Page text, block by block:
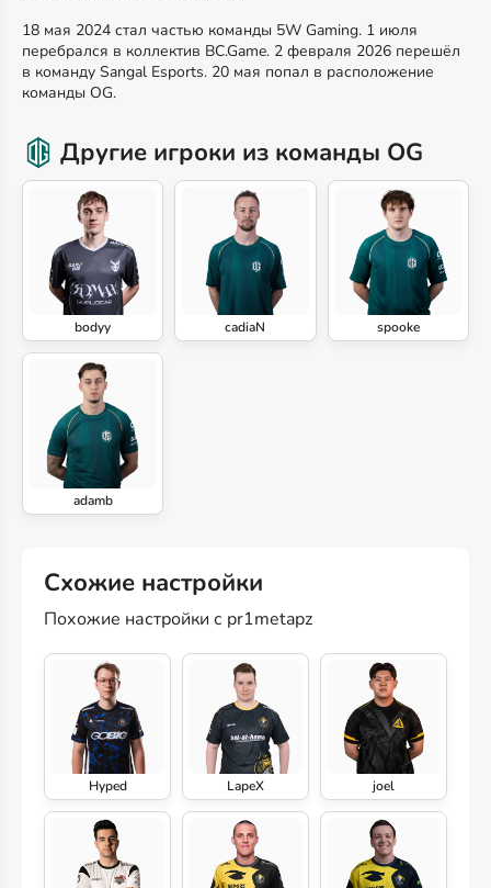
18 мая 2024 стал частью команды 5W Gaming. 1 июля
перебрался в коллектив BC.Game. 2 февраля 2026 перешёл
в команду Sangal Esports. 20 мая попал в расположение
команды OG.
Другие игроки из команды OG
bodyy cadiaN spooke
adamb
Схожие настройки
Похожие настройки с pr1metapz
Hyped LapeX joel